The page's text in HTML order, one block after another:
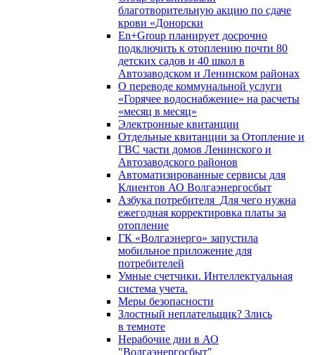
благотворительную акцию по сдаче
крови «Донорски
En+Group планирует досрочно
подключить к отоплению почти 80
детских садов и 40 школ в
Автозаводском и Ленинском районах
О переводе коммунальной услуги
«Горячее водоснабжение» на расчеты
«месяц в месяц»
Электронные квитанции
Отдельные квитанции за Отопление и
ГВС части домов Ленинского и
Автозаводского районов
Автоматизированные сервисы для
Клиентов АО Волгаэнергосбыт
Азбука потребителя_Для чего нужна
ежегодная корректировка платы за
отопление
ГК «Волгаэнерго» запустила
мобильное приложение для
потребителей
Умные счетчики. Интеллектуальная
система учета.
Меры безопасности
Злостный неплательщик? Злись
в темноте
Нерабочие дни в АО
"Волгаэнергосбыт"